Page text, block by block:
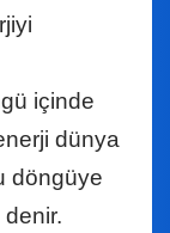
içinde
dünya
döngüye